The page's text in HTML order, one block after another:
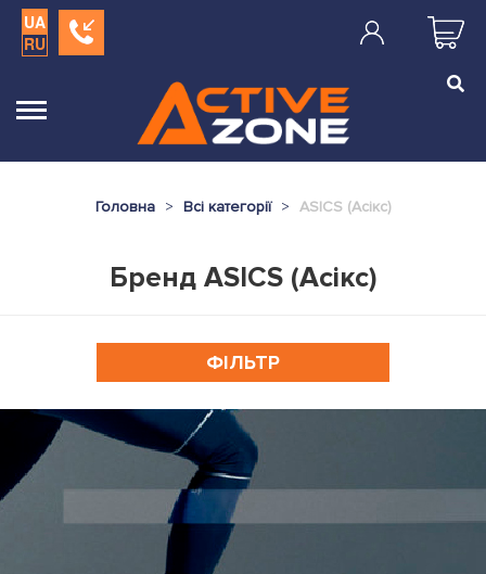
UA
RU
Головна Всі категорії ASICS (Асікс)
Бренд ASICS (Асікс)
ФІЛЬТР